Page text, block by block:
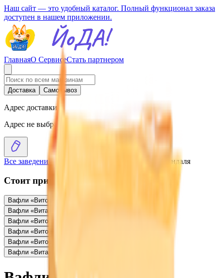
Наш сайт — это удобный каталог. Полный функционал заказа
доступен в нашем приложении.
ГлавнаяО СервисеСтать партнером
Доставка Самовывоз
Адрес доставки
Адрес не выбран
Все заведения› Вафли «Витоша» вкус миндаля
Стоит присмотреться
Вафли «Витоша» вкус миндаля
Вафли «Вита» вкус сливок
Вафли «Витоша» вкус фундука
Вафли «Витоша» вкус шоколада
Вафли «Витоша» вкус фундука
Вафли «Вита» вкус сливок